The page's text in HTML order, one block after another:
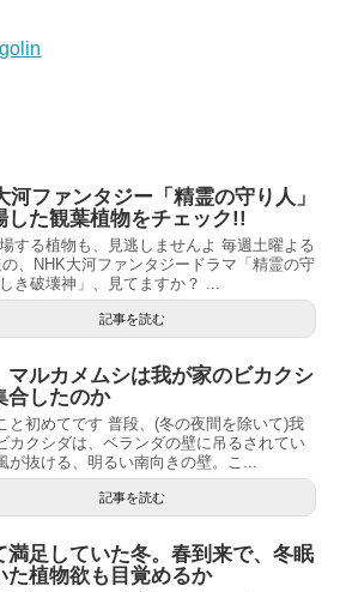
河ファンタジー「精霊の守り人」
した観葉植物をチェック!!
する植物も、見逃しませんよ 毎週土曜よる
、NHK大河ファンタジードラマ「精霊の守
き破壊神」、見てますか？ ...
記事を読む
マルカメムシは我が家のビカクシ
合したのか
と初めてです 普段、(冬の夜間を除いて)我
カクシダは、ベランダの壁に吊るされてい
が抜ける、明るい南向きの壁。こ...
記事を読む
満足していた冬。春到来で、冬眠
た植物欲も目覚めるか